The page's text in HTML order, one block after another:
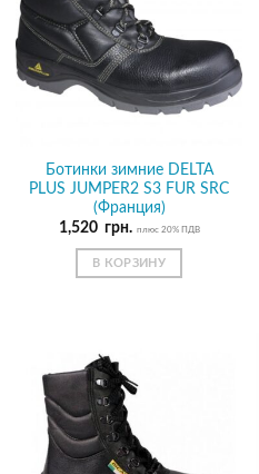
Ботинки зимние DELTA
PLUS JUMPER2 S3 FUR SRC
(Франция)
1,520 грн. плюс 20% ПДВ
В КОРЗИНУ